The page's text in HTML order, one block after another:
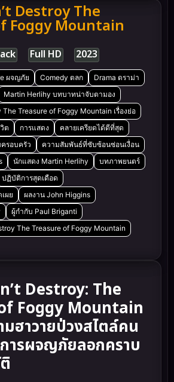
Destroy The
Foggy Mountain
Full HD 2023
ผจญภัย Comedy ตลก
Drama ดราม่า
Martin Herlihy บทบาทน่าจับตามอง
Treasure of Foggy Mountain เรื่องย่อ
ต
การแสดง
คลายเครียดได้ดีที่สุด
รอบครัว
ความสัมพันธ์ที่ซับซ้อนซ่อนเงื่อน
นักแสดง Martin Herlihy
บทภาพยนตร์
ปฏิบัติการสุดเดือด
ผย
ผลงาน John Higgins
ผู้กำกับ Paul Briganti
The Treasure of Foggy Mountain
Destroy: The
Foggy Mountain
มฮาวายป่วงสไตล์คน
ารผจญภัยลอกคราบ